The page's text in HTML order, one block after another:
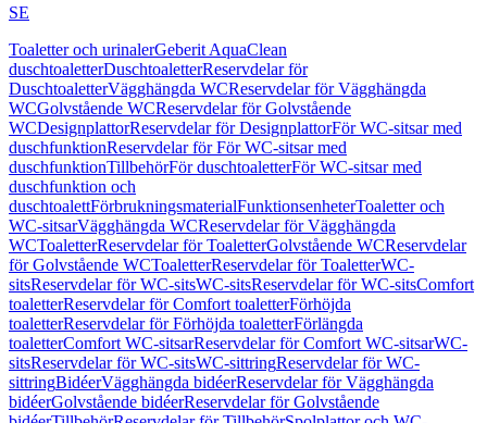
SE
Toaletter och urinalerGeberit AquaClean
duschtoaletterDuschtoaletterReservdelar för
DuschtoaletterVägghängda WCReservdelar för Vägghängda
WCGolvstående WCReservdelar för Golvstående
WCDesignplattorReservdelar för DesignplattorFör WC-sitsar med
duschfunktionReservdelar för För WC-sitsar med
duschfunktionTillbehörFör duschtoaletterFör WC-sitsar med
duschfunktion och
duschtoalettFörbrukningsmaterialFunktionsenheterToaletter och
WC-sitsarVägghängda WCReservdelar för Vägghängda
WCToaletterReservdelar för ToaletterGolvstående WCReservdelar
för Golvstående WCToaletterReservdelar för ToaletterWC-
sitsReservdelar för WC-sitsWC-sitsReservdelar för WC-sitsComfort
toaletterReservdelar för Comfort toaletterFörhöjda
toaletterReservdelar för Förhöjda toaletterFörlängda
toaletterComfort WC-sitsarReservdelar för Comfort WC-sitsarWC-
sitsReservdelar för WC-sitsWC-sittringReservdelar för WC-
sittringBidéerVägghängda bidéerReservdelar för Vägghängda
bidéerGolvstående bidéerReservdelar för Golvstående